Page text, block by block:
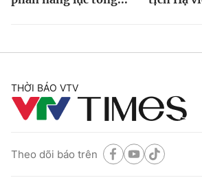
THỜI BÁO VTV
Theo dõi báo trên